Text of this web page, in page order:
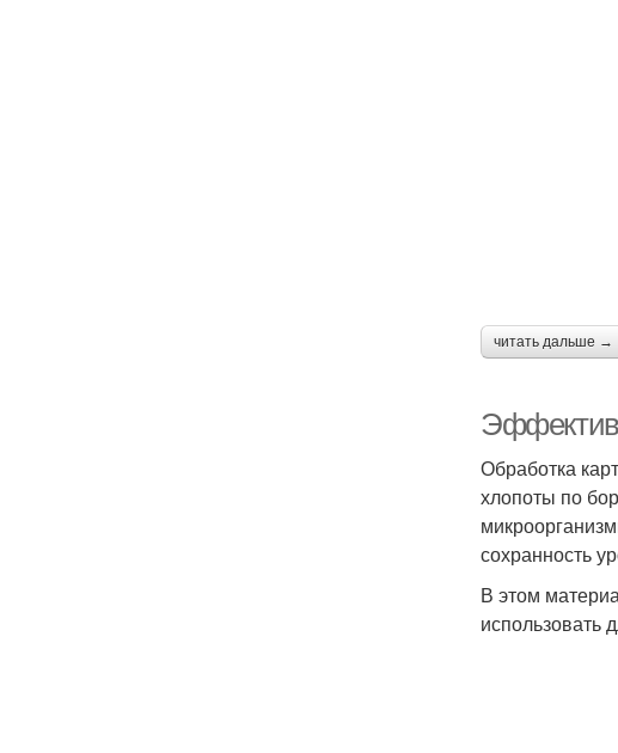
читать дальше →
Обработка
хлопоты по
сохранность
В этом
использовать